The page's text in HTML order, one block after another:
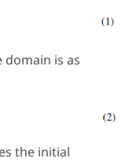
is as
the initial